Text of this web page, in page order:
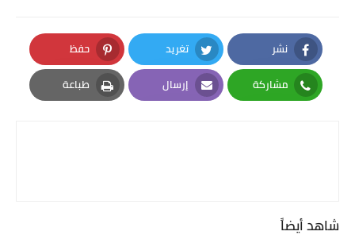
نشر
Facebook
تغريد
Twitter
حفظ
Pinterest
مشاركة
Whatsapp
إرسال
Email
طباعة
Print
شاهد أيضاً